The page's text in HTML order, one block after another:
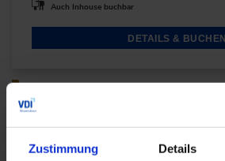
Zustimmung Details
Auch Inhouse buchbar
DETAILS & BUCHEN